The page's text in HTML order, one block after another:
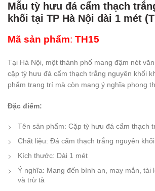
Mẫu tỳ hưu đá cẩm thạch
khối tại TP Hà Nội dài 1 mét
Mã sản phẩm: TH15
Tại Hà Nội, một thành phố mang đậm nét
cặp tỳ hưu đá cẩm thạch trắng nguyên khối
phẩm trang trí mà còn mang ý nghĩa phong
Đặc điểm:
Tên sản phẩm: Cặp tỳ hưu đá cẩm thạch
Chất liệu: Đá cẩm thạch trắng nguyên khối
Kích thước: Dài 1 mét
Ý nghĩa: Mang đến bình an, may mắn, tài
và trừ tà